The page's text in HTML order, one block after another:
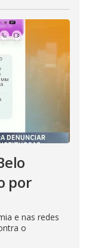
por
e nas redes
o